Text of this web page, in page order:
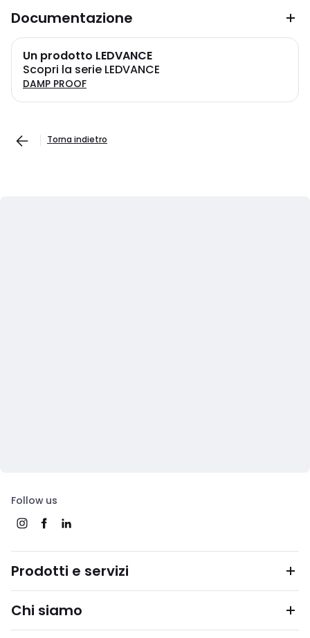
Documentazione
Un prodotto LEDVANCE
Scopri la serie LEDVANCE
DAMP PROOF
Torna indietro
Follow us
Prodotti e servizi
Chi siamo